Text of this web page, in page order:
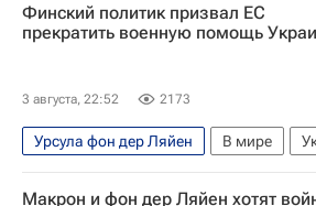
Финский политик призвал ЕС
прекратить военную помощь
3 августа, 22:52 2173
Урсула фон дер Ляйен В мире
Россия
Геленджик
Сергей
Макрон и фон дер Ляйен хотят